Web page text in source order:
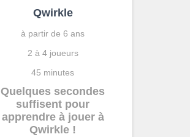
Qwirkle
à partir de 6 ans
2 à 4 joueurs
45 minutes
Quelques secondes
suffisent pour
apprendre à jouer à
Qwirkle !